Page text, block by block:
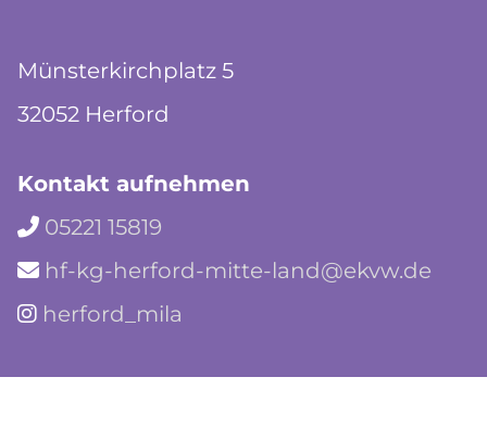
Münsterkirchplatz 5
32052 Herford
Kontakt aufnehmen
 05221 15819
 hf-kg-herford-mitte-land@ekvw.de
 herford_mila